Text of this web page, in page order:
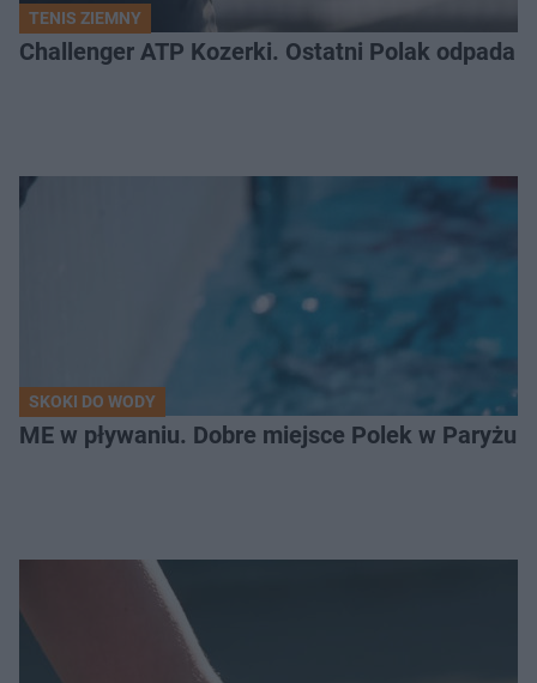
TENIS ZIEMNY
Challenger ATP Kozerki. Ostatni Polak odpada
SKOKI DO WODY
ME w pływaniu. Dobre miejsce Polek w Paryżu